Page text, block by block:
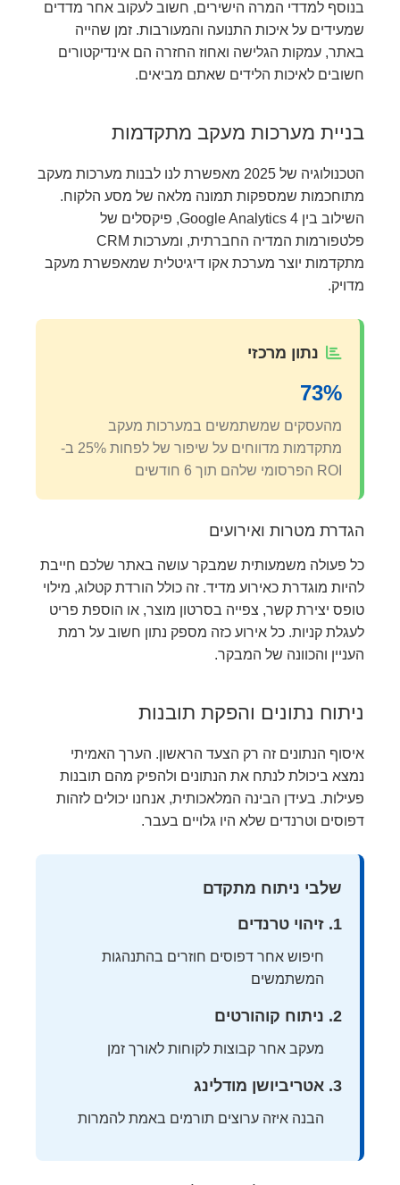
בנוסף למדדי המרה הישירים, חשוב לעקוב אחר מדדים
שמעידים על איכות התנועה והמעורבות. זמן שהייה
באתר, עמקות הגלישה ואחוז החזרה הם אינדיקטורים
חשובים לאיכות הלידים שאתם מביאים.
בניית מערכות מעקב מתקדמות
הטכנולוגיה של 2025 מאפשרת לנו לבנות מערכות מעקב
מתוחכמות שמספקות תמונה מלאה של מסע הלקוח.
השילוב בין Google Analytics 4, פיקסלים של
פלטפורמות המדיה החברתית, ומערכות CRM
מתקדמות יוצר מערכת אקו דיגיטלית שמאפשרת מעקב
מדויק.
נתון מרכזי
73%
מהעסקים שמשתמשים במערכות מעקב
מתקדמות מדווחים על שיפור של לפחות 25% ב-
ROI הפרסומי שלהם תוך 6 חודשים
הגדרת מטרות ואירועים
כל פעולה משמעותית שמבקר עושה באתר שלכם חייבת
להיות מוגדרת כאירוע מדיד. זה כולל הורדת קטלוג, מילוי
טופס יצירת קשר, צפייה בסרטון מוצר, או הוספת פריט
לעגלת קניות. כל אירוע כזה מספק נתון חשוב על רמת
העניין והכוונה של המבקר.
ניתוח נתונים והפקת תובנות
איסוף הנתונים זה רק הצעד הראשון. הערך האמיתי
נמצא ביכולת לנתח את הנתונים ולהפיק מהם תובנות
פעילות. בעידן הבינה המלאכותית, אנחנו יכולים לזהות
דפוסים וטרנדים שלא היו גלויים בעבר.
שלבי ניתוח מתקדם
זיהוי טרנדים
חיפוש אחר דפוסים חוזרים בהתנהגות
המשתמשים
ניתוח קוהורטים
מעקב אחר קבוצות לקוחות לאורך זמן
אטריביושן מודלינג
הבנה איזה ערוצים תורמים באמת להמרות